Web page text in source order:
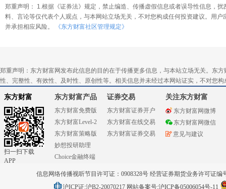
郑重声明： 1.根据《证券法》规定，禁止编造、传播虚假信息或者误导性信息，
料、言论等仅代表个人观点，与本网站立场无关，不对您构成任何投资建议。用
并承担相应风险。
《东方财富社区管理规定》
郑重声明：东方财富网发布此信息的目的在于传播更多信息，与本站立场无关。东
性、完整性、有效性、及时性、原创性等。相关信息并未经过本网站证实，不对您
东方财富
扫一扫下载
APP
东方财富产品
东方财富免费版
东方财富Level-2
东方财富策略版
妙想投研助理
Choice金融终端
证券交易
东方财富证券开户
东方财富在线交易
东方财富证券交易
关注东方财富
东方财富网微博
东方财富网微信
意见与建议
信息网络传播视听节目许可证：0908328号 经营证券期货业务许可证编
沪ICP证:沪B2-20070217 网站备案号:沪ICP备05006054号-11